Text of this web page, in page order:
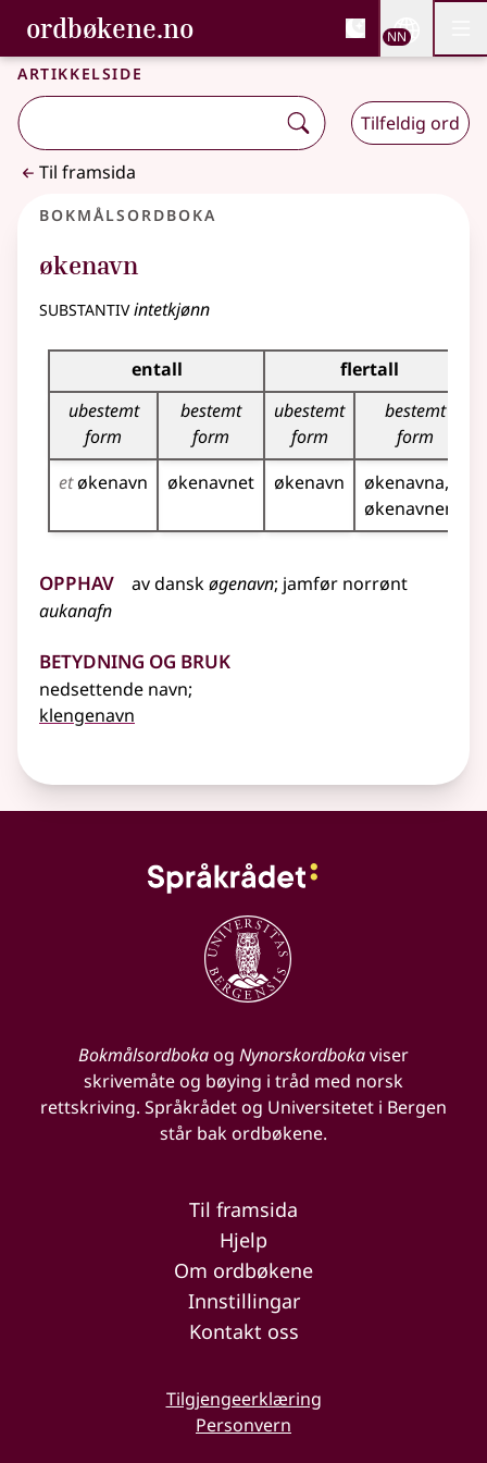
Gå til hovudinnhald
Tilgjenge
ordbøkene.no, Bokmålsordboka og
Bokmålsordboka og Nynorskordboka
NN
Artikkelside
Tilfeldig ord
Til framsida
Bokmålsordboka
økenavn
substantivintetkjønn
Bøyingstabell for dette substantivet
entall
flertall
ubestemt
form
bestemt
form
ubestemt
form
bestemt
form
etøkenavn økenavnet økenavn
økenavna
økenavnene
Opphav avdanskøgenavn; jamfør norrønt
aukanafn
Betydning og bruk
nedsettende navn;
klengenavn
Bokmålsordbokaog Nynorskordbokaviser
skrivemåte og bøying i tråd med norsk
rettskriving. Språkrådet og Universitetet i Bergen
står bak ordbøkene.
Til framsida
Hjelp
Om ordbøkene
Innstillingar
Kontakt oss
Tilgjengeerklæring
Personvern